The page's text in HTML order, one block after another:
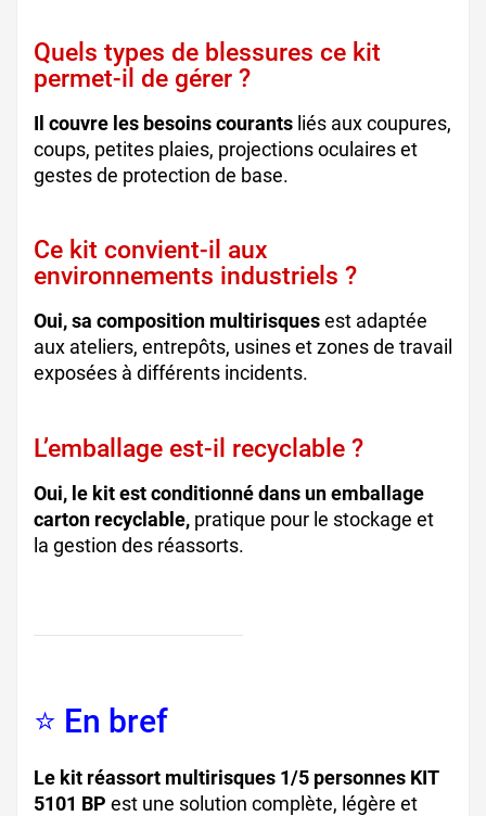
Quels types de blessures ce kit
permet-il de gérer ?
Il couvre les besoins courants liés aux coupures,
coups, petites plaies, projections oculaires et
gestes de protection de base.
Ce kit convient-il aux
environnements industriels ?
Oui, sa composition multirisquesest adaptée
aux ateliers, entrepôts, usines et zones de travail
exposées à différents incidents.
L’emballage est-il recyclable ?
Oui, le kit est conditionné dans un emballage
carton recyclable, pratique pour le stockage et
la gestion des réassorts.
⭐ En bref
Le kit réassort multirisques 1/5 personnes KIT
5101 BP est une solution complète, légère et